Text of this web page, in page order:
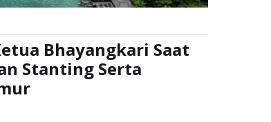
Bhayangkari Saat
Stanting Serta